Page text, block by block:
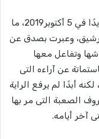
وسليمان الحكيم الذي توفي قبل عام وتحديدًا في 5 أكتوبر2019، ما
الرشيق، وعبرت بصدق عن
وتفاعل معها
عن آراءه التى
أبدًا لم يرفع الراية
الصعبة التى مر بها
آخر أيامه.